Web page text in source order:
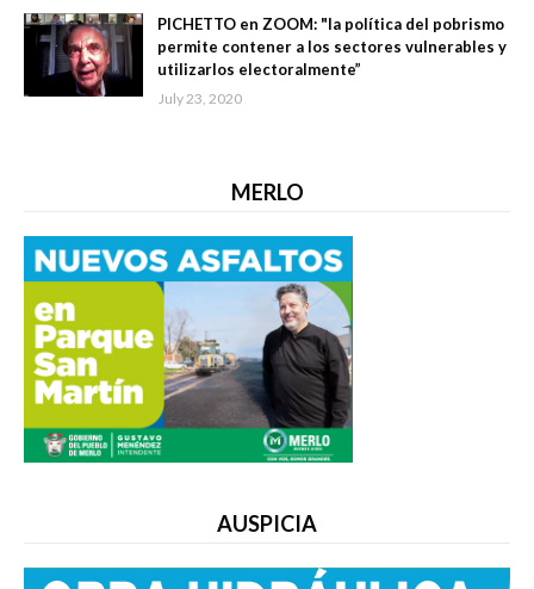
PICHETTO en ZOOM: "la política del pobrismo
permite contener a los sectores vulnerables y
utilizarlos electoralmente”
July 23, 2020
MERLO
AUSPICIA